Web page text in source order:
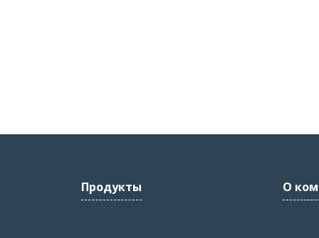
Продукты О